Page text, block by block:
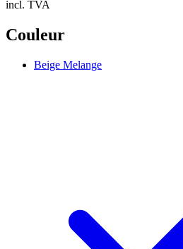
incl. TVA
Couleur
Beige Melange